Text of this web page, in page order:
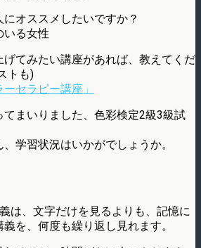
にオススメしたいですか？
る女性
げてみたい講座があれば、教えてくだ
トも)
セラピー講座」
まいりました、色彩検定2級3級試
学習状況はいかがでしょうか。
は、文字だけを見るよりも、記憶に
を、何度も繰り返し見れます。